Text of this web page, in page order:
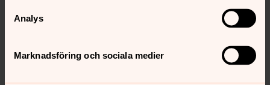
Analys
Marknadsföring och sociala medier